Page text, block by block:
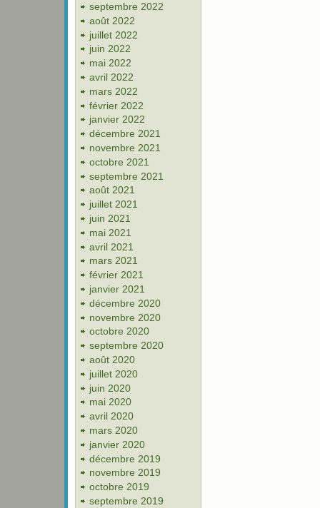
septembre 2022
août 2022
juillet 2022
juin 2022
mai 2022
avril 2022
mars 2022
février 2022
janvier 2022
décembre 2021
novembre 2021
octobre 2021
septembre 2021
août 2021
juillet 2021
juin 2021
mai 2021
avril 2021
mars 2021
février 2021
janvier 2021
décembre 2020
novembre 2020
octobre 2020
septembre 2020
août 2020
juillet 2020
juin 2020
mai 2020
avril 2020
mars 2020
janvier 2020
décembre 2019
novembre 2019
octobre 2019
septembre 2019